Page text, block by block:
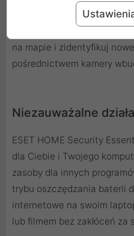
Zabezpiecz swój
na mapie i zidentyfikuj
pośrednictwem kamery
Niezauważalne
ESET HOME Security
dla Ciebie i Twojego
zasoby dla innych
trybu oszczędzania baterii
internetowe na swoim
lub filmem bez zakłóceń za